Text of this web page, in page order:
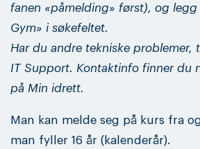
fanen «påmelding» først), og legg
Gym» i søkefeltet.
Har du andre tekniske problemer,
IT Support. Kontaktinfo finner du
på Min idrett.
Man kan melde seg på kurs fra
man fyller 16 år (kalenderår).